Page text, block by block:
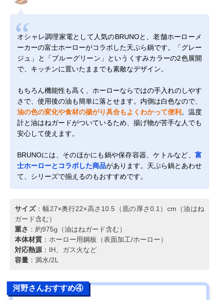
オシャレ調理家電として人気のBRUNOと、老舗ホーローメ
ーカーの富士ホーローがコラボした天ぷら鍋です。「グレー
ジュ」と「ブルーグリーン」というくすみカラーの2色展開
で、キッチンに置いたままでも素敵なデザイン。
もちろん機能性も高く、ホーローならではの手入れのしやす
さで、使用後の油も簡単に落とせます。内側は白色なので、
油の色の変化や食材の揚がり具合もよくわかって便利 。温度
計と油はねガードがついているため、揚げ物が苦手な人でも
安心して使えます。
BRUNOには、そのほかにも鍋や保存容器、ケトルなど、 富
士ホーローとコラボした商品があります。天ぷら鍋とあわせ
て、シリーズで揃えるのもおすすめです。
サイズ：幅27×奥行22×高さ10.5（底の厚さ0.1）cm（油はね
ガード含む）
重さ ：約975g（油はねガード含む）
本体材質 ：ホーロー用鋼板（表面加工/ホーロー）
対応熱源 ：IH、ガス火など
容量 ：満水/2L
河野さんおすすめ④